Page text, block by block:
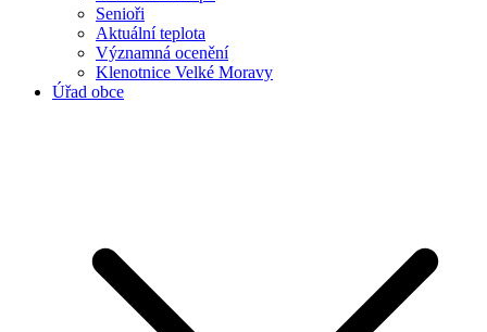
Senioři
Aktuální teplota
Významná ocenění
Klenotnice Velké Moravy
Úřad obce